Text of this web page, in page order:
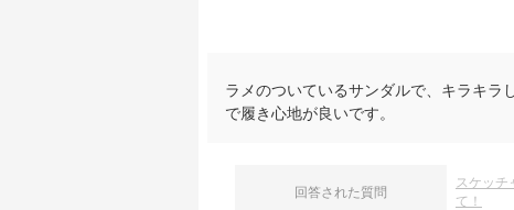
ラメのついているサンダルで、キラキラ
で履き心地が良いです。
回答された質問
スケッチ
て！